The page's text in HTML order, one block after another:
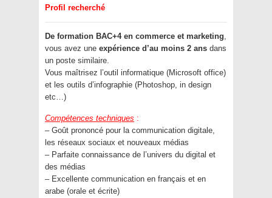
Profil recherché
De formation BAC+4 en commerce et marketing,
vous avez une expérience d’au moins 2 ans dans
un poste similaire.
Vous maîtrisez l’outil informatique (Microsoft office)
et les outils d’infographie (Photoshop, in design
etc…)
Compétences techniques :
– Goût prononcé pour la communication digitale,
les réseaux sociaux et nouveaux médias
– Parfaite connaissance de l’univers du digital et
des médias
– Excellente communication en français et en
arabe (orale et écrite)